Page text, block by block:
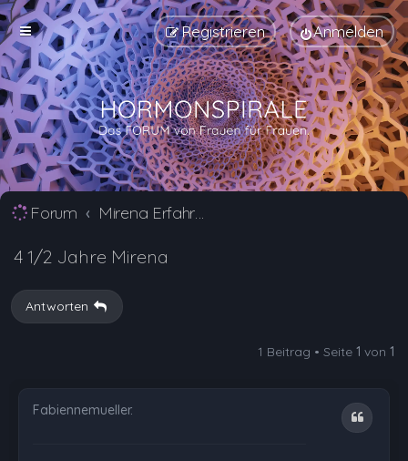
Anmelden
Registrieren
Forum Mirena Erfahrungsberichte und Nebenwirkungen
4 1/2 Jahre Mirena
Antworten
1 Beitrag • Seite 1 von 1
Fabiennemueller. Zitat